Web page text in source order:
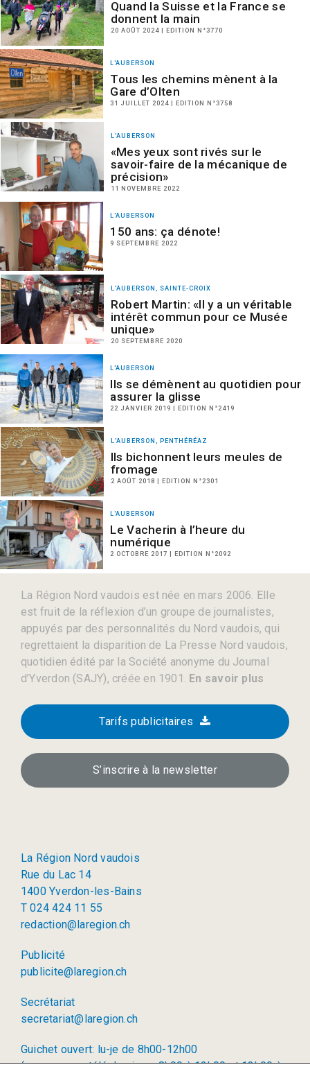
Quand la Suisse et la France se
donnent la main
20 AOÛT 2024 | EDITION N°3770
L'AUBERSON
Tous les chemins mènent à la
Gare d’Olten
31 JUILLET 2024 | EDITION N°3758
L'AUBERSON
«Mes yeux sont rivés sur le
savoir-faire de la mécanique de
précision»
11 NOVEMBRE 2022
L'AUBERSON
150 ans: ça dénote!
9 SEPTEMBRE 2022
L'AUBERSON, SAINTE-CROIX
Robert Martin: «Il y a un véritable
intérêt commun pour ce Musée
unique»
20 SEPTEMBRE 2020
L'AUBERSON
Ils se démènent au quotidien pour
assurer la glisse
22 JANVIER 2019 | EDITION N°2419
L'AUBERSON, PENTHÉRÉAZ
Ils bichonnent leurs meules de
fromage
2 AOÛT 2018 | EDITION N°2301
L'AUBERSON
Le Vacherin à l’heure du
numérique
2 OCTOBRE 2017 | EDITION N°2092
La Région Nord vaudois est née en mars 2006. Elle
est fruit de la réflexion d’un groupe de journalistes,
appuyés par des personnalités du Nord vaudois, qui
regrettaient la disparition de La Presse Nord vaudois,
quotidien édité par la Société anonyme du Journal
d’Yverdon (SAJY), créée en 1901. En savoir plus
Tarifs publicitaires
S’inscrire à la newsletter
La Région Nord vaudois
Rue du Lac 14
1400 Yverdon-les-Bains
T 024 424 11 55
redaction@laregion.ch
Publicité
publicite@laregion.ch
Secrétariat
secretariat@laregion.ch
Guichet ouvert: lu-je de 8h00-12h00